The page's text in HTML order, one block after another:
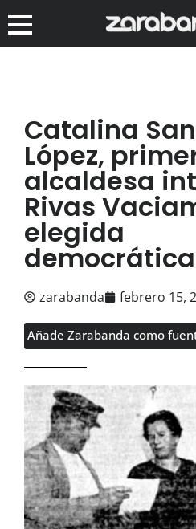
Catalina
López,
alcaldesa
Rivas
elegida
zarabanda febrero 15,
Añade Zarabanda como